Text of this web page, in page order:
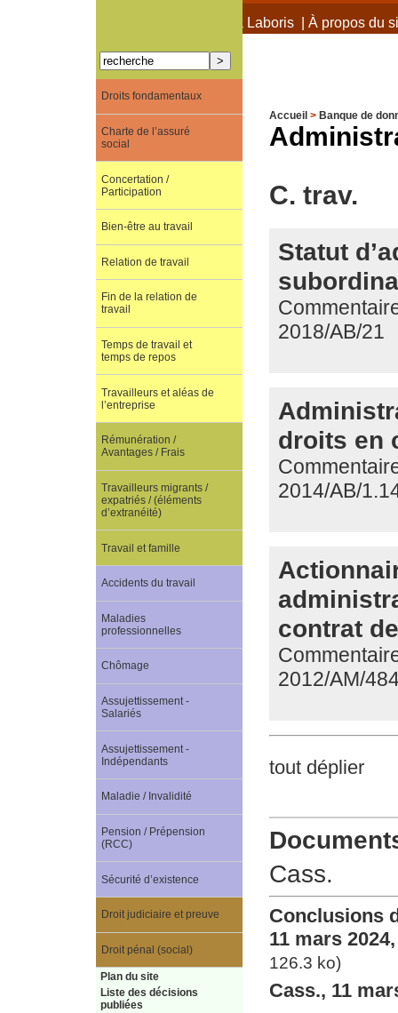
À propos de Terra Laboris| À propos du
Accueil > Banque de
C. trav.
Statut
2018/AB/21
droits en
2014/AB/
contrat
2012/AM/
tout déplier
Cass.
Conclusions
11 mars
126.3 ko)
Cass., 11
Droits fondamentaux
Charte de l’assuré
social
Concertation /
Participation
Bien-être au travail
Relation de travail
Fin de la relation de
travail
Temps de travail et
temps de repos
Travailleurs et aléas de
l’entreprise
Rémunération /
Avantages / Frais
Travailleurs migrants /
expatriés / (éléments
d’extranéité)
Travail et famille
Accidents du travail
Maladies
professionnelles
Chômage
Assujettissement -
Salariés
Assujettissement -
Indépendants
Maladie / Invalidité
Pension / Prépension
(RCC)
Sécurité d’existence
Droit judiciaire et preuve
Droit pénal (social)
Plan du site
Liste des décisions
publiées